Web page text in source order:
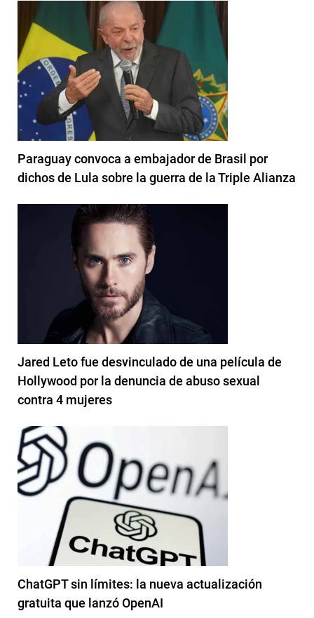
Paraguay convoca a embajador de Brasil por
dichos de Lula sobre la guerra de la Triple Alianza
Jared Leto fue desvinculado de una película de
Hollywood por la denuncia de abuso sexual
contra 4 mujeres
ChatGPT sin límites: la nueva actualización
gratuita que lanzó OpenAI